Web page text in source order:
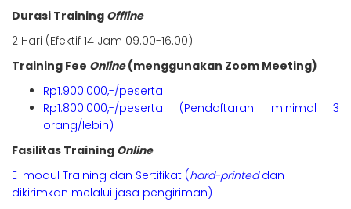
Durasi Training Offline
2 Hari (Efektif 14 Jam 09.00-16.00)
Training Fee Online(menggunakan Zoom Meeting)
Rp1.900.000,-/peserta
Rp1.800.000,-/peserta (Pendaftaran minimal 3
orang/lebih)
Fasilitas Training Online
E-modul Training dan Sertifikat (hard-printeddan
dikirimkan melalui jasa pengiriman)